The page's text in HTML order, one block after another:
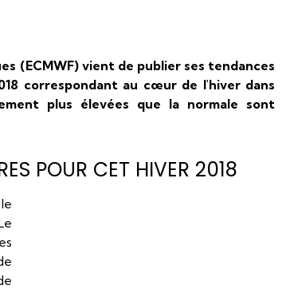
(ECMWF) vient de publier ses tendances
correspondant au cœur de l'hiver dans
plus élevées que la normale sont
POUR CET HIVER 2018